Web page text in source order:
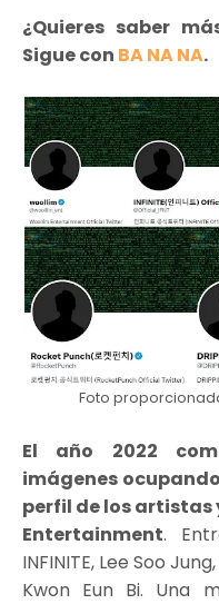
¿Quieres saber
Sigue con BA NA NA.
Foto
El año 2022
imágenes
perfil de los artistas
Entertainment.
INFINITE, Lee Soo
Kwon Eun Bi. Una